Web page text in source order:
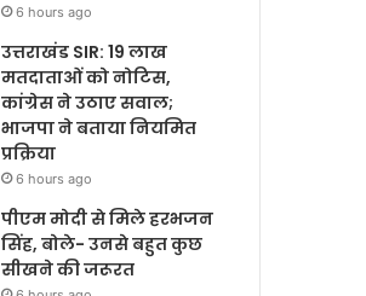
6 hours ago
उत्तराखंड SIR: 19 लाख
मतदाताओं को नोटिस,
कांग्रेस ने उठाए सवाल;
भाजपा ने बताया नियमित
प्रक्रिया
6 hours ago
पीएम मोदी से मिले हरभजन
सिंह, बोले- उनसे बहुत कुछ
सीखने की जरूरत